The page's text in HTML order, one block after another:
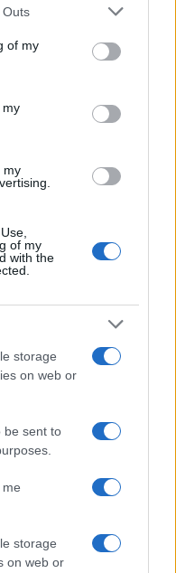
Outs
of my
my
my
of my
with the
storage
on web or
be sent to
storage
on web or
come dicono i
vanno a lavorare
dal cazzo?”. Ma
non gliene
vuole lui, dopo
l’ombra di una
non delle forze dis-
rischiare ancora
neghiamo pure la
perché prima o
per decreto, come
quando
“che inquinano e
di Hamas
la realtà e mette